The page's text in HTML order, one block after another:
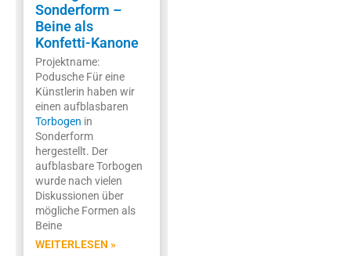
Sonderform –
Beine als
Konfetti-Kanone
Projektname:
Podusche Für eine
Künstlerin haben wir
einen aufblasbaren
Torbogen in
Sonderform
hergestellt. Der
aufblasbare Torbogen
wurde nach vielen
Diskussionen über
mögliche Formen als
Beine
WEITERLESEN »